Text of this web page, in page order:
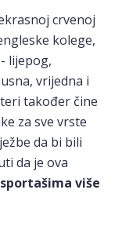
crvenoj
kolege,
lijepog,
vrijedna i
također čine
za sve vrste
da bi bili
da je ova
više